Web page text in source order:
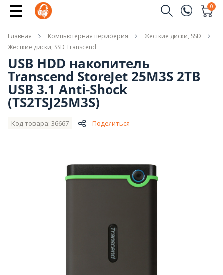
(096)
(044)
0
Имя
Телефон
Отправить
Главная Компьютерная периферия
Жесткие диски, SSD
Жесткие диски, SSD Transcend
USB HDD накопитель
Transcend StoreJet 25M3S 2TB
USB 3.1 Anti-Shock
(TS2TSJ25M3S)
Код товара: 36667 Поделиться
Сообщить о поступлении